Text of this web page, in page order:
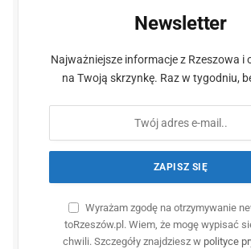
Newsletter
Najważniejsze informacje z Rzeszowa i
na Twoją skrzynkę. Raz w tygodniu,
Wyrażam zgodę na otrzymywanie
toRzeszów.pl. Wiem, że mogę wypisać
chwili. Szczegóły znajdziesz w polityce